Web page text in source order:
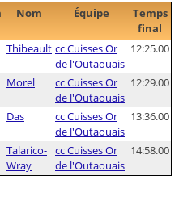
Nom Équipe
Temps
final
Thibeault cc Cuisses Or
de l'Outaouais
12:25.00
Morel
cc Cuisses Or
de l'Outaouais
12:29.00
Das
cc Cuisses Or
de l'Outaouais
13:36.00
Talarico-
Wray
cc Cuisses Or
de l'Outaouais
14:58.00